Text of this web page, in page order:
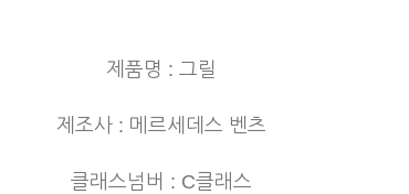
제품명 : 그릴
제조사 : 메르세데스 벤츠
클래스넘버 : C클래스